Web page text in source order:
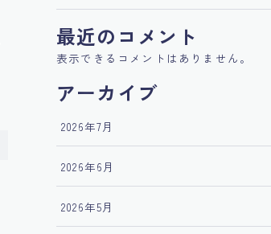
最近のコメント
表示できるコメントはありません。
アーカイブ
2026年7月
2026年6月
2026年5月